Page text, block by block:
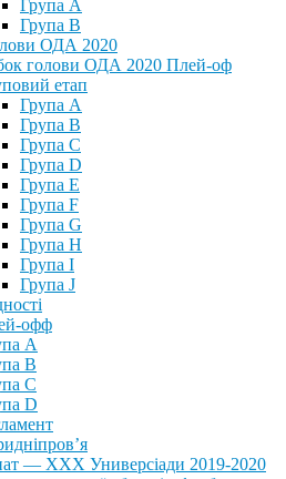
Група А
Група В
ОДА 2020
голови ОДА 2020 Плей-оф
етап
Група A
Група B
Група C
Група D
Група E
Група F
Група G
Група H
Група I
Група J
офф
А
В
С
D
— ХХХ Универсіади 2019-2020